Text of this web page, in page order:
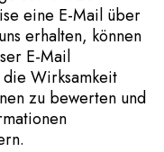
eine E-Mail über
erhalten, können
E-Mail
Wirksamkeit
zu bewerten und